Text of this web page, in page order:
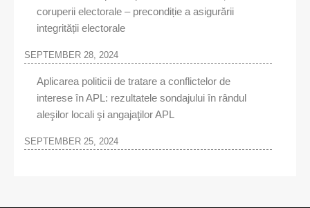
coruperii electorale – precondiție a asigurării
integrității electorale
SEPTEMBER 28, 2024
Aplicarea politicii de tratare a conflictelor de
interese în APL: rezultatele sondajului în rândul
aleşilor locali şi angajaţilor APL
SEPTEMBER 25, 2024